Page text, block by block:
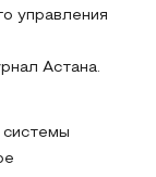
управления
Астана.